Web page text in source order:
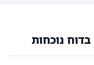
נוכחות